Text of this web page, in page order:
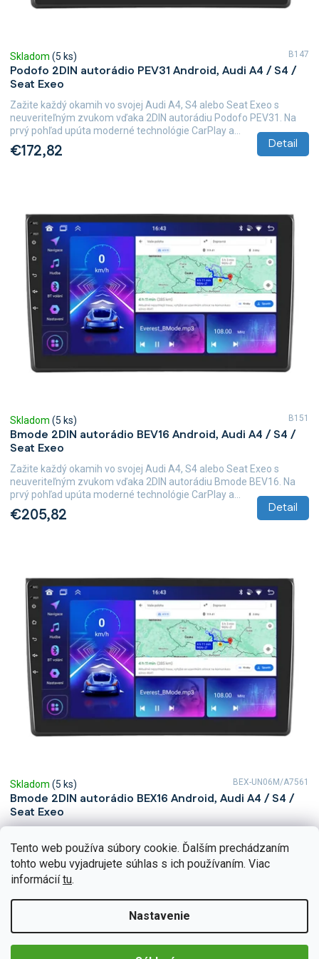
Tento web používa súbory cookie. Ďalším prechádzaním
tohto webu vyjadrujete súhlas s ich používaním. Viac
informáciítu.
Nastavenie
Podofo 2DIN autorádio PEV31 Android, Audi A4 / S4 /
Seat Exeo
Skladom (5 ks)
€172,82 Detail
Zažite každý okamih vo svojej Audi A4, S4 alebo Seat Exeo s
neuveriteľným zvukom vďaka 2DIN autorádiu Podofo PEV31. Na
prvý pohľad upúta moderné technológie CarPlay a...
B147
Bmode 2DIN autorádio BEV16 Android, Audi A4 / S4 /
Seat Exeo
Skladom (5 ks)
€205,82 Detail
Zažite každý okamih vo svojej Audi A4, S4 alebo Seat Exeo s
neuveriteľným zvukom vďaka 2DIN autorádiu Bmode BEV16. Na
prvý pohľad upúta moderné technológie CarPlay a...
B151
Bmode 2DIN autorádio BEX16 Android, Audi A4 / S4 /
Seat Exeo
Skladom (5 ks)
€226,44 Detail
neuveriteľným zvukom vďaka 2DIN autorádiu Bmode BEX16. Na
prvý pohľad upúta moderné technológie CarPlay a...
BEX-UN06M/A7561